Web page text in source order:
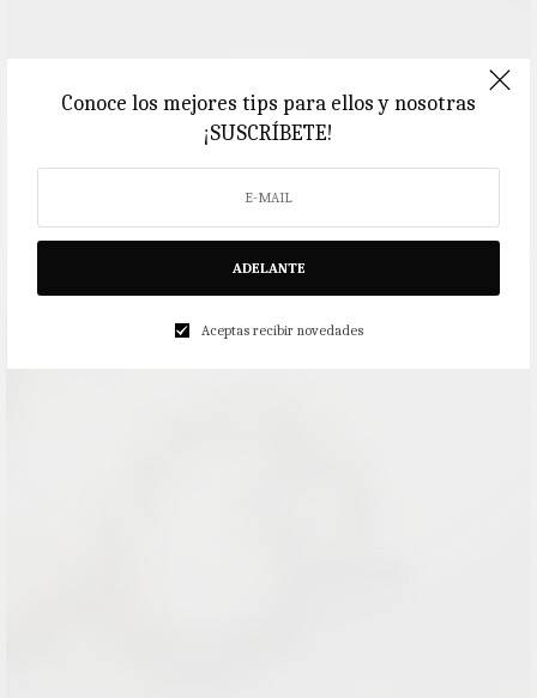
Conoce los mejores tips para ellos y nosotras
¡SUSCRÍBETE!
ADELANTE
Aceptas recibir novedades